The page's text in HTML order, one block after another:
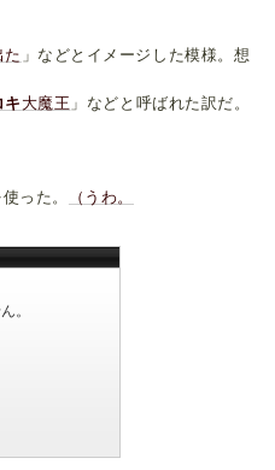
た 」などとイメージした模様。想
キ 大魔王 」などと呼ばれた訳だ。
った。
（うわ。